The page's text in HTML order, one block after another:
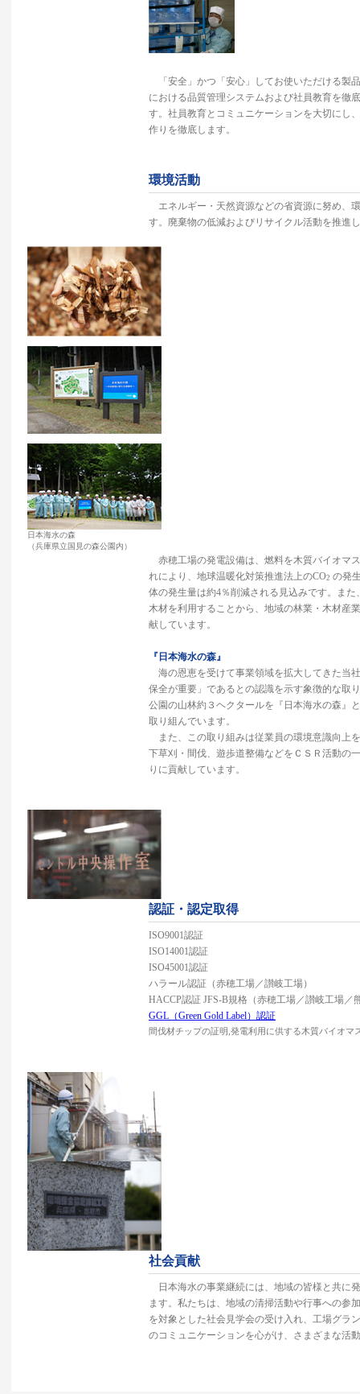
「安全」かつ「安心」してお使いただける製
における品質管理システムおよび社員教育を徹
す。社員教育とコミュニケーションを大切にし
作りを徹底します。
環境活動
エネルギー・天然資源などの省資源に努め、
す。廃棄物の低減およびリサイクル活動を推進
日本海水の森
（兵庫県立国見の森公園内）
赤穂工場の発電設備は、燃料を木質バイオマ
れにより、地球温暖化対策推進法上のCO2 の発
体の発生量は約4％削減される見込みです。ま
木材を利用することから、地域の林業・木材産
献しています。
『日本海水の森』
海の恩恵を受けて事業領域を拡大してきた当
保全が重要」であるとの認識を示す象徴的な取
公園の山林約３ヘクタールを『日本海水の森』
取り組んでいます。
また、この取り組みは従業員の環境意識向上
下草刈・間伐、遊歩道整備などをＣＳＲ活動の
りに貢献しています。
認証・認定取得
ISO9001認証
ISO14001認証
ISO45001認証
ハラール認証（赤穂工場／讃岐工場）
HACCP認証 JFS-B規格（赤穂工場／讃岐工場／
GGL（Green Gold Label）認証
間伐材チップの証明,発電利用に供する木質バイオマ
社会貢献
日本海水の事業継続には、地域の皆様と共に
ます。私たちは、地域の清掃活動や行事への参
を対象とした社会見学会の受け入れ、工場グラ
のコミュニケーションを心がけ、さまざまな活